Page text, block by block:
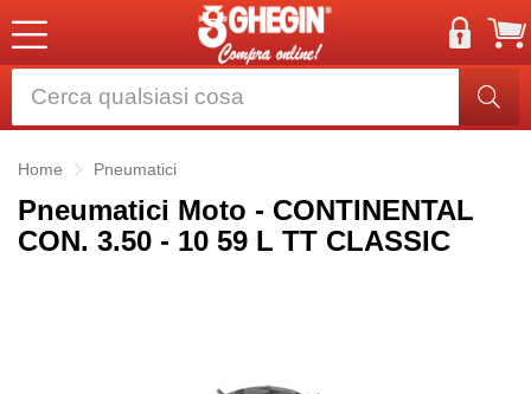
Home Pneumatici
Pneumatici Moto - CONTINENTAL
CON. 3.50 - 10 59 L TT CLASSIC